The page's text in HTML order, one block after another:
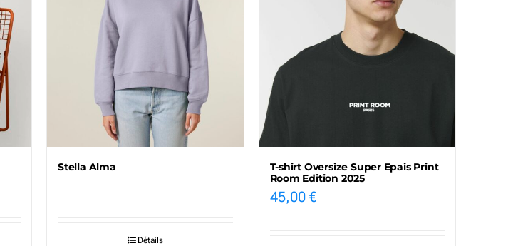
Stella Alma
Détails
T-shirt Oversize Super Epais Print
Room Edition 2025
45,00 €